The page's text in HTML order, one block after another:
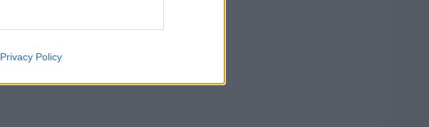
Privacy Policy